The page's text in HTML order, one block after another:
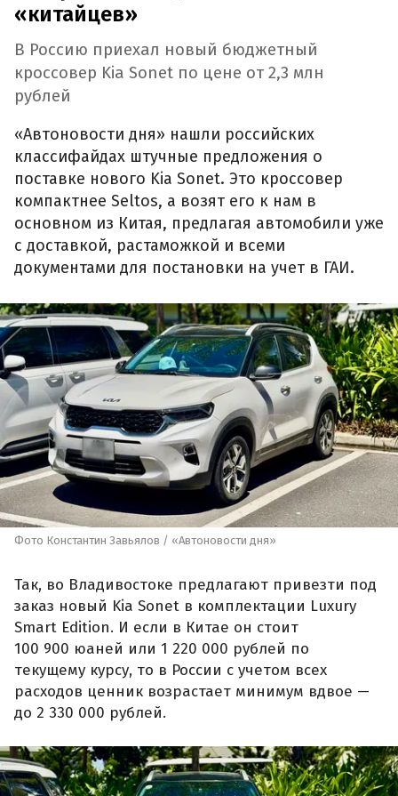
«китайцев»
В Россию приехал новый бюджетный
кроссовер Kia Sonet по цене от 2,3 млн
рублей
«Автоновости дня» нашли российских
классифайдах штучные предложения о
поставке нового Kia Sonet. Это кроссовер
компактнее Seltos, а возят его к нам в
основном из Китая, предлагая автомобили уже
с доставкой, растаможкой и всеми
документами для постановки на учет в ГАИ.
Фото Константин Завьялов / «Автоновости дня»
Так, во Владивостоке предлагают привезти под
заказ новый Kia Sonet в комплектации Luxury
Smart Edition. И если в Китае он стоит
100 900 юаней или 1 220 000 рублей по
текущему курсу, то в России с учетом всех
расходов ценник возрастает минимум вдвое —
до 2 330 000 рублей.